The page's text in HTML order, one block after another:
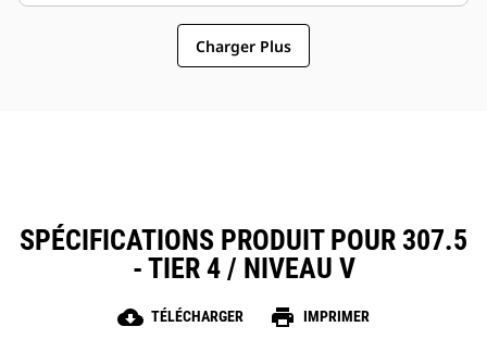
Charger Plus
SPÉCIFICATIONS PRODUIT POUR 307.5
- TIER 4 / NIVEAU V
cloud_download TÉLÉCHARGER print IMPRIMER